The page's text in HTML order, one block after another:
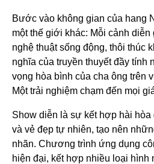
Bước vào không gian của hang
một thế giới khác: Mỗi cảnh
nghệ thuật sống động, thôi thúc
nghĩa của truyền thuyết đầy tính
vọng hòa bình của cha ông trên
Một trải nghiệm chạm đến mọi
Show diễn là sự kết hợp hài
và vẻ đẹp tự nhiên, tạo nên
nhãn. Chương trình ứng dụng
hiện đại, kết hợp nhiều loại hình